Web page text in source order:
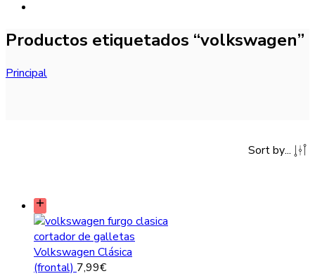
Productos etiquetados “volkswagen”
Principal
Sort by...
Volkswagen Clásica
(frontal) 7,99€